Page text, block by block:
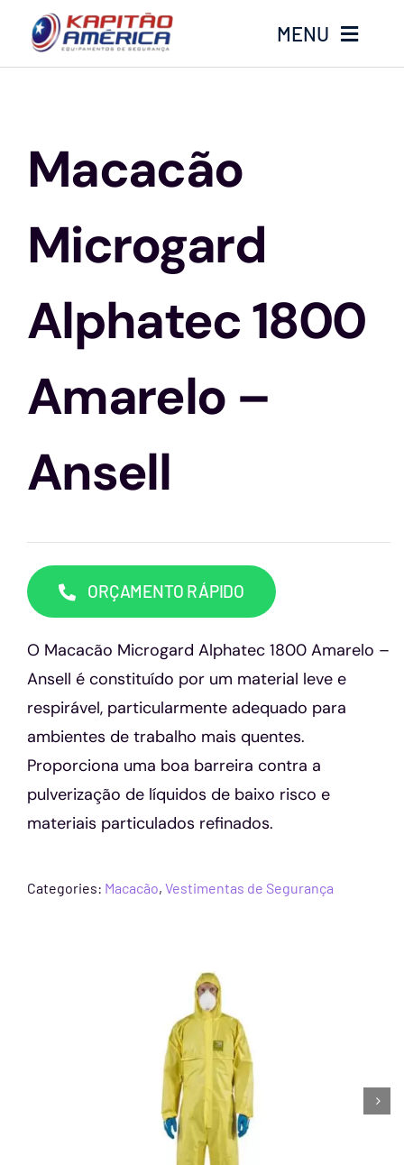
o
MENU
Produtos
Luvas
Altura
Óculos
Contato
Macacão
Microgard
Alphatec 1800
Amarelo –
Ansell
ORÇAMENTO RÁPIDO
O Macacão Microgard Alphatec 1800 Amarelo –
Ansell é constituído por um material leve e
respirável, particularmente adequado para
ambientes de trabalho mais quentes.
Proporciona uma boa barreira contra a
pulverização de líquidos de baixo risco e
materiais particulados refinados.
Categories: Macacão, Vestimentas de Segurança